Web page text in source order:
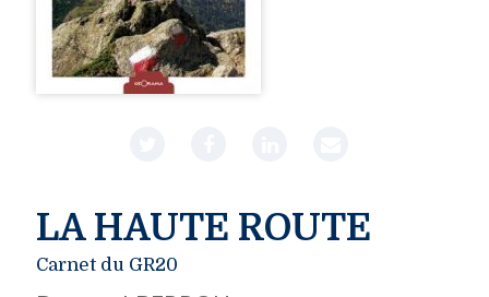
LA HAUTE ROUTE
Carnet du GR20